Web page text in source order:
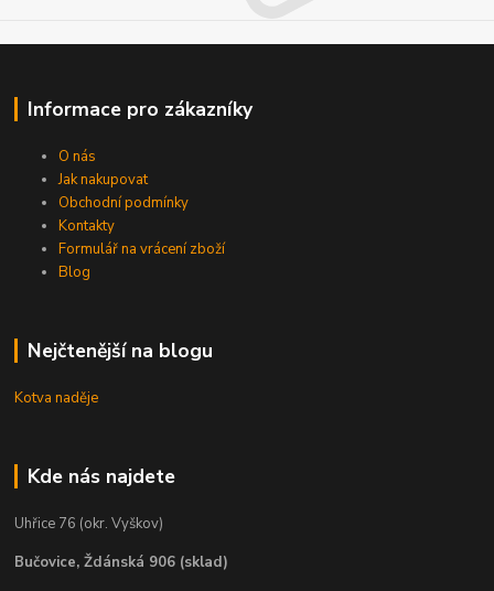
Informace pro zákazníky
O nás
Jak nakupovat
Obchodní podmínky
Kontakty
Formulář na vrácení zboží
Blog
Nejčtenější na blogu
Kotva naděje
Kde nás najdete
Uhřice 76 (okr. Vyškov)
Bučovice, Ždánská 906 (sklad)